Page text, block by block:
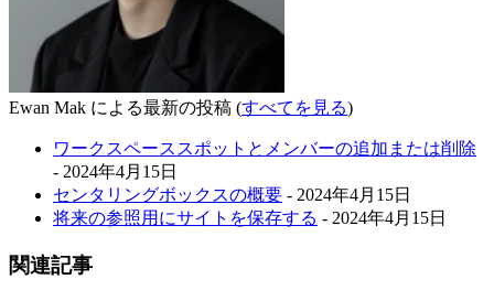
Ewan Mak による最新の投稿 (すべてを見る)
ワークスペーススポットとメンバーの追加または削除
- 2024年4月15日
センタリングボックスの概要 - 2024年4月15日
将来の参照用にサイトを保存する - 2024年4月15日
関連記事